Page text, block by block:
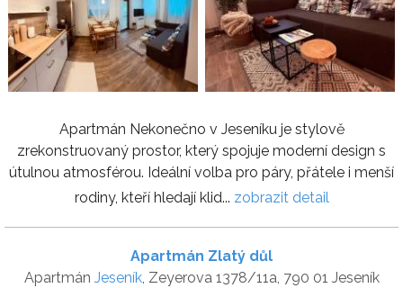
Apartmán Nekonečno v Jeseníku je stylově
zrekonstruovaný prostor, který spojuje moderní design s
útulnou atmosférou. Ideální volba pro páry, přátele i menší
rodiny, kteří hledají klid... zobrazit detail
Apartmán Zlatý důl
Apartmán Jeseník, Zeyerova 1378/11a, 790 01 Jeseník